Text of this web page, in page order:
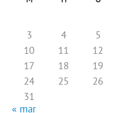
3
4 5
10
11 12
17
18 19
24
25 26
31
« mar